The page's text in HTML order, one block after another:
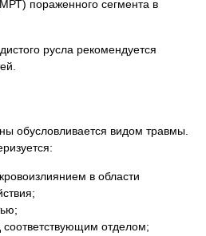
пораженного сегмента в
русла рекомендуется
обусловливается видом травмы.
в области
соответствующим отделом;